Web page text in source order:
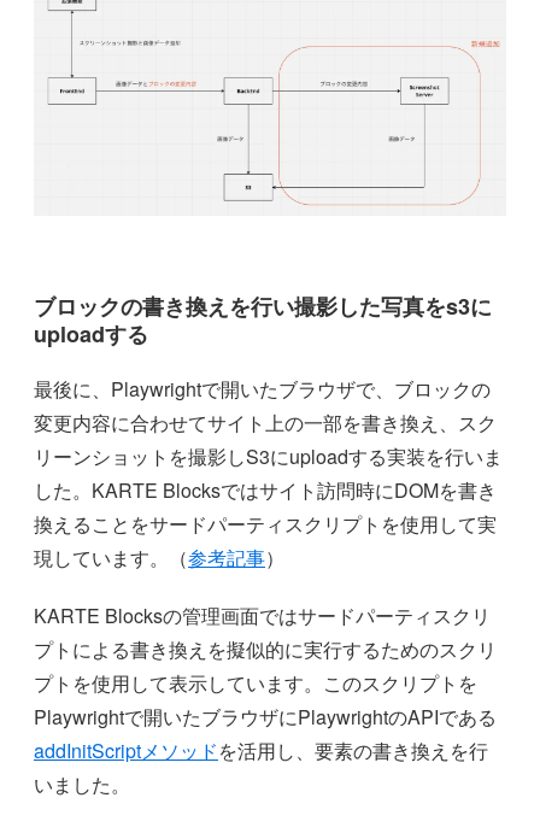
ブロックの書き換えを行い撮影した写真をs3に
uploadする
最後に、Playwrightで開いたブラウザで、ブロックの
変更内容に合わせてサイト上の一部を書き換え、スク
リーンショットを撮影しS3にuploadする実装を行いま
した。KARTE Blocksではサイト訪問時にDOMを書き
換えることをサードパーティスクリプトを使用して実
現しています。（参考記事）
KARTE Blocksの管理画面ではサードパーティスクリ
プトによる書き換えを擬似的に実行するためのスクリ
プトを使用して表示しています。このスクリプトを
Playwrightで開いたブラウザにPlaywrightのAPIである
addInitScriptメソッドを活用し、要素の書き換えを行
いました。